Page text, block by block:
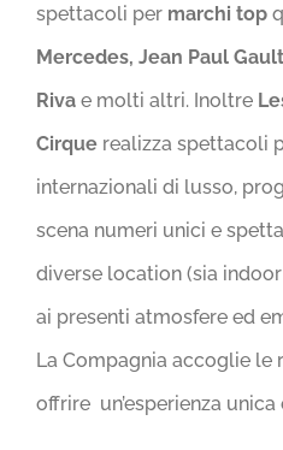
spettacoli per marchi top
Mercedes, Jean Paul
Riva e molti altri. Inoltre
Cirque realizza spettacoli
internazionali di lusso,
scena numeri unici e
diverse location (sia
ai presenti atmosfere ed
La Compagnia accoglie le
offrire un’esperienza